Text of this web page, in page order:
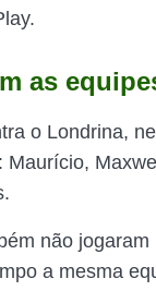
as
o Londrina,
Maurício,
não
a mesma